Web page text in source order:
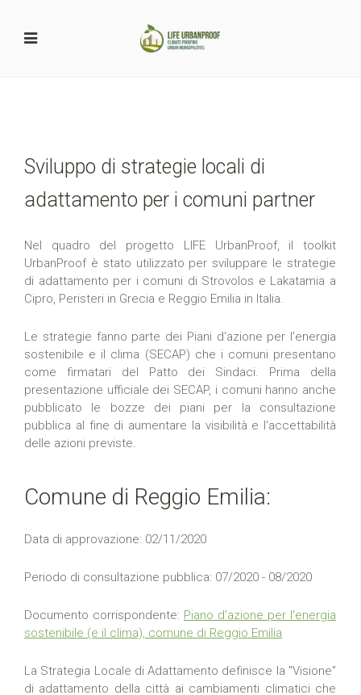
Sviluppo di strategie locali di
adattamento per i comuni partner
Nel quadro del progetto LIFE UrbanProof, il toolkit
UrbanProof è stato utilizzato per sviluppare le strategie
di adattamento per i comuni di Strovolos e Lakatamia a
Cipro, Peristeri in Grecia e Reggio Emilia in Italia.
Le strategie fanno parte dei Piani d'azione per l'energia
sostenibile e il clima (SECAP) che i comuni presentano
come firmatari del Patto dei Sindaci. Prima della
presentazione ufficiale dei SECAP, i comuni hanno anche
pubblicato le bozze dei piani per la consultazione
pubblica al fine di aumentare la visibilità e l'accettabilità
delle azioni previste.
Comune di Reggio Emilia:
Data di approvazione: 02/11/2020
Periodo di consultazione pubblica: 07/2020 - 08/2020
Documento corrispondente: Piano d'azione per l'energia
sostenibile (e il clima), comune di Reggio Emilia
La Strategia Locale di Adattamento definisce la "Visione"
di adattamento della città ai cambiamenti climatici che